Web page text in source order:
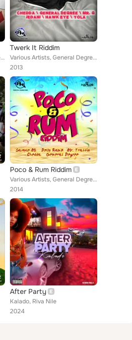
Various Artists, General Degree, Chedda, Kool Shade, Mr. Vegas, Delly Ranx, Jedani, Hawk Eye, Riva Nile, Brain Damage
Twerk It Riddim
Various Artists, General Degree, Chedda, Jedani, Yola, Mr. G, Hawk Eye, Riva Nile
2013
Poco & Rum Riddim
Various Artists, General Degree, Mr. Traffic, Kool Shades, Chedda, Delly Ranx, Riva Nile
2014
After Party
Kalado, Riva Nile
2024